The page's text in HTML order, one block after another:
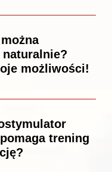
możliwości!
trening